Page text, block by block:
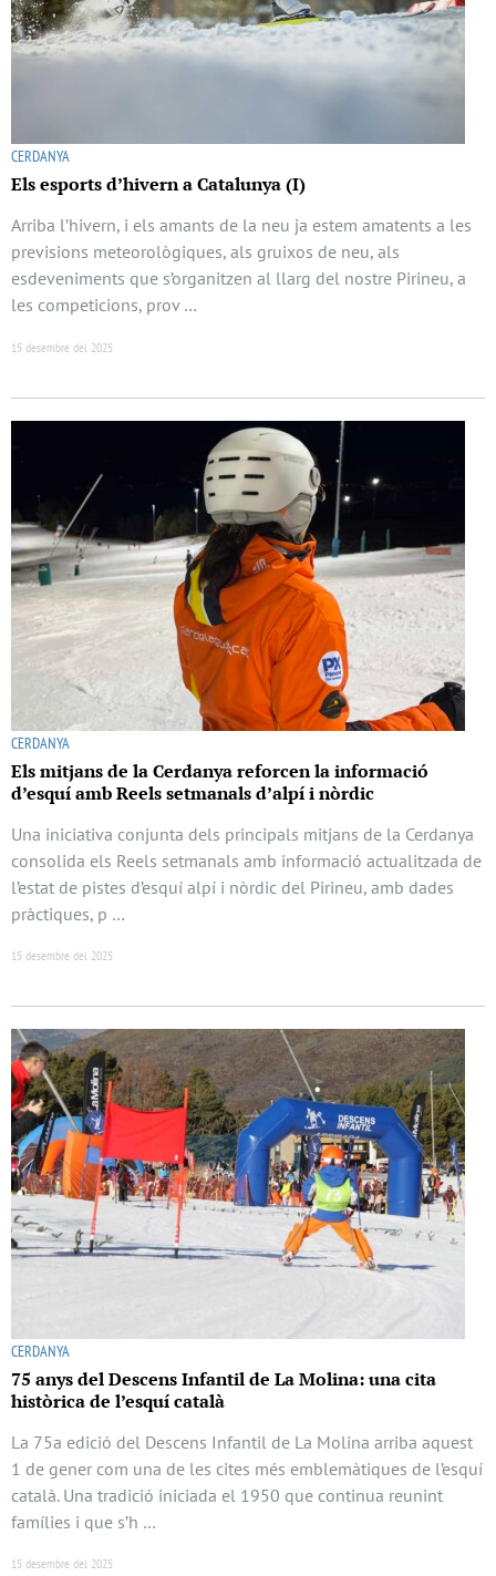
CERDANYA
Els esports d’hivern a Catalunya (I)
Arriba l’hivern, i els amants de la neu ja estem amatents a les
previsions meteorològiques, als gruixos de neu, als
esdeveniments que s’organitzen al llarg del nostre Pirineu, a
les competicions, prov …
15 desembre del 2025
CERDANYA
Els mitjans de la Cerdanya reforcen la informació
d’esquí amb Reels setmanals d’alpí i nòrdic
Una iniciativa conjunta dels principals mitjans de la Cerdanya
consolida els Reels setmanals amb informació actualitzada de
l’estat de pistes d’esquí alpí i nòrdic del Pirineu, amb dades
pràctiques, p …
15 desembre del 2025
CERDANYA
75 anys del Descens Infantil de La Molina: una cita
històrica de l’esquí català
La 75a edició del Descens Infantil de La Molina arriba aquest
1 de gener com una de les cites més emblemàtiques de l’esquí
català. Una tradició iniciada el 1950 que continua reunint
famílies i que s’h …
15 desembre del 2025